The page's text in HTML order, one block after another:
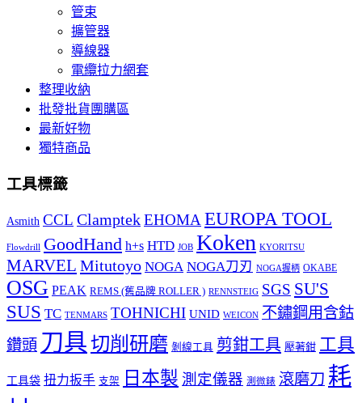
管束
擴管器
導線器
電纜拉力網套
整理收納
批發批貨團購區
最新好物
獨特商品
工具標籤
Asmith CCL ClamptekEHOMAEUROPA TOOL
Flowdrill GoodHand h+s HTD JOB Koken KYORITSU
MARVEL Mitutoyo NOGA NOGA刀刃 NOGA握柄 OKABE
OSG PEAK REMS (舊品牌 ROLLER ) RENNSTEIG SGS SU'S
SUS TC TENMARS TOHNICHI UNID WEICON 不鏽鋼用含鈷
鑽頭 刀具切削研磨 剝線工具 剪鉗工具 壓著鉗 工具
工具袋 扭力扳手 支架 日本製 測定儀器 測微錶 滾磨刀 耗